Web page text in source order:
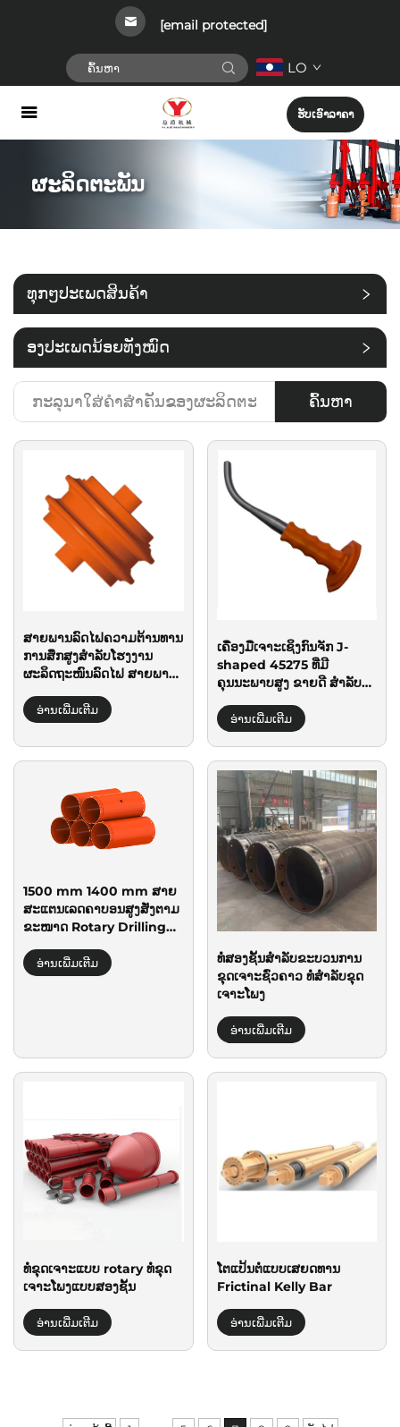
[email protected]
LO
ຮັບເອົາລາຄາ
ຜະລິດຕະພັນ
ທຸກໆປະເພດສິນຄ້າ
່ອງປະເພດນ້ອຍທັງໝົດ
ຄົ້ນຫາ
ສາຍພານລົດໄຟຄວາມຕ້ານທານ
ການສຶກສູງສໍາລັບໂຮງງານ
ຜະລິດຖະໜົນລົດໄຟ ສາຍພານ
TBMs
ອ່ານເພີ່ມເຕີມ
ເຄື່ອງມືເຈາະເຊິງກົນຈັກ J-
shaped 45275 ທີ່ມີ
ຄຸນນະພາບສູງ ຂາຍດີ ສໍາລັບ
Milling Picks Remover
ສໍາລັບເຄື່ອງມືຖອດເຄື່ອງ
ອ່ານເພີ່ມເຕີມ
1500 mm 1400 mm ສາຍ
ສະແຕນເລດຄາບອນສູງສັ່ງຕາມ
ຂະໜາດ Rotary Drilling
ປົກປ້ອງ
ອ່ານເພີ່ມເຕີມ
ທໍ່ສອງຊັ້ນສໍາລັບຂະບວນການ
ຂຸດເຈາະຊົ່ວຄາວ ທໍ່ສໍາລັບຂຸດ
ເຈາະໂພງ
ອ່ານເພີ່ມເຕີມ
ທໍ່ຂຸດເຈາະແບບ rotary ທໍ່ຂຸດ
ເຈາະໂພງແບບສອງຊັ້ນ
ອ່ານເພີ່ມເຕີມ
ໂຕແປ້ນຕໍ່ແບບເສຍດທານ
Frictinal Kelly Bar
ອ່ານເພີ່ມເຕີມ